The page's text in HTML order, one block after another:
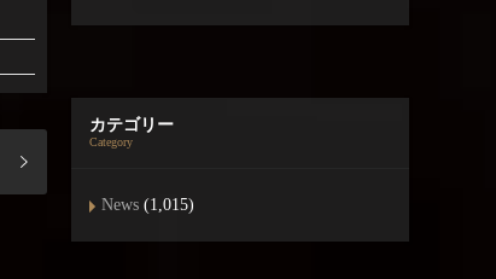
カテゴリー
Category
News (1,015)